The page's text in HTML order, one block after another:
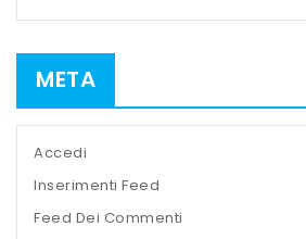
META
Accedi
Inserimenti Feed
Feed Dei Commenti